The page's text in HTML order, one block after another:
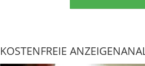
KOSTENFREIE